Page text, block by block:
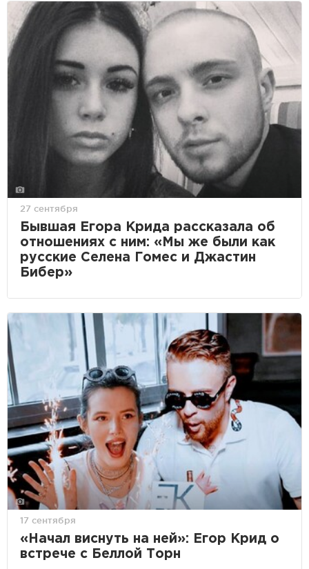
27 сентября
Бывшая Егора Крида рассказала об
отношениях с ним: «Мы же были как
русские Селена Гомес и Джастин
Бибер»
17 сентября
«Начал виснуть на ней»: Егор Крид о
встрече с Беллой Торн